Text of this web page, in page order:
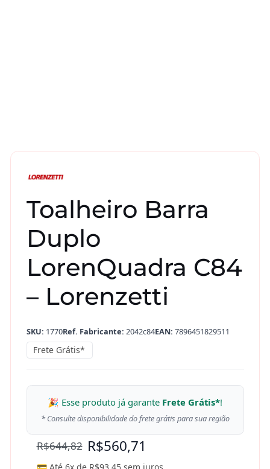
Toalheiro Barra
Duplo
LorenQuadra C84
– Lorenzetti
SKU: 1770Ref. Fabricante: 2042c84EAN: 7896451829511
Frete Grátis*
🎉 Esse produto já garante Frete Grátis*!
* Consulte disponibilidade do frete grátis para sua região
R$644,82 R$560,71